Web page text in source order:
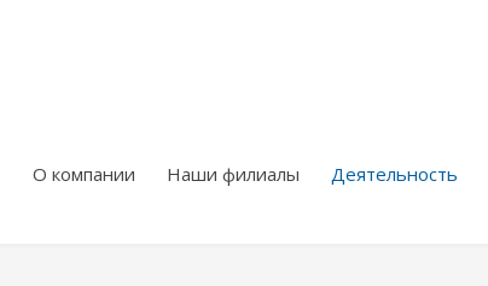
О компании Наши филиалы Деятельность